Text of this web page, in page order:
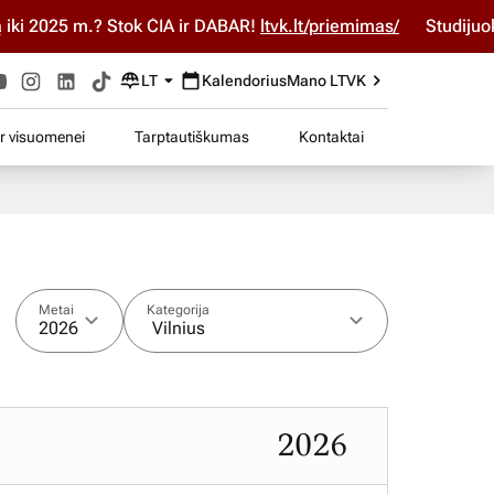
Stok ČIA ir DABAR!ltvk.lt/priemimas/ Studijuok ČIA ir
LT KalendoriusMano LTVK
visuomenei Tarptautiškumas Kontaktai
Metai
2026
Kategorija
Vilnius
2026